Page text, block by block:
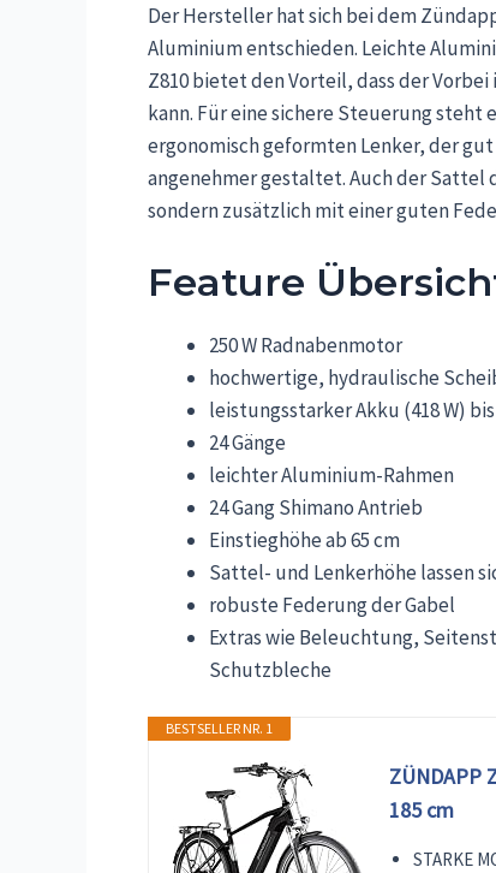
Der Hersteller hat sich bei dem
Aluminium entschieden. Leichte
Z810 bietet den Vorteil, dass der
kann. Für eine sichere Steuerung steht
ergonomisch geformten Lenker, der
angenehmer gestaltet. Auch der Sattel
sondern zusätzlich mit einer guten
Feature
250 W Radnabenmotor
hochwertige, hydraulische
leistungsstarker Akku (418 W)
24 Gänge
leichter Aluminium-Rahmen
24 Gang Shimano Antrieb
Einstieghöhe ab 65 cm
Sattel- und Lenkerhöhe lassen
robuste Federung der Gabel
Extras wie Beleuchtung,
Schutzbleche
BESTSELLER NR. 1
ZÜNDAPP
185 cm
STARKE